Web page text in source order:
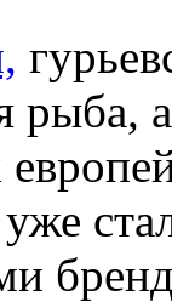
рыба,